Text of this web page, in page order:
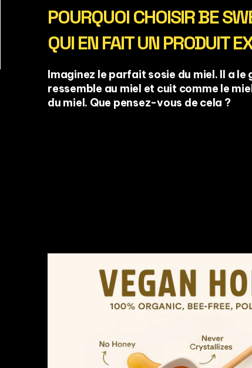
POURQUOI CHOISIR BE
QUI EN FAIT UN PRODUIT
Imaginez le parfait sosie du miel. Il a le
ressemble au miel et cuit comme le
du miel. Que pensez-vous de cela ?